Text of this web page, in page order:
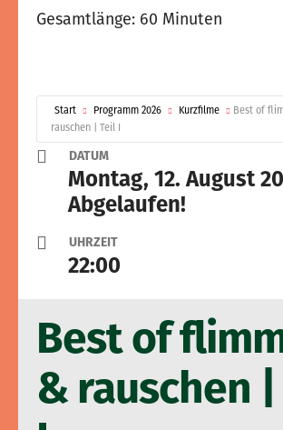
Gesamtlänge: 60 Minuten
Start Programm 2026 Kurzfilme
Best of
rauschen | Teil I
DATUM
Montag, 12. August
Abgelaufen!
UHRZEIT
22:00
Best of
& rauschen |